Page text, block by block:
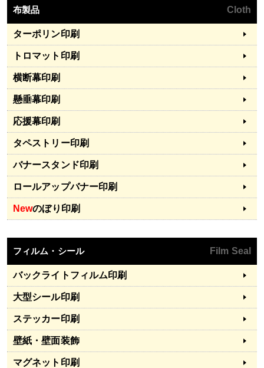
布製品 Cloth
ターポリン印刷
トロマット印刷
横断幕印刷
懸垂幕印刷
応援幕印刷
タペストリー印刷
バナースタンド印刷
ロールアップバナー印刷
Newのぼり印刷
フィルム・シール Film Seal
バックライトフィルム印刷
大型シール印刷
ステッカー印刷
壁紙・壁面装飾
マグネット印刷